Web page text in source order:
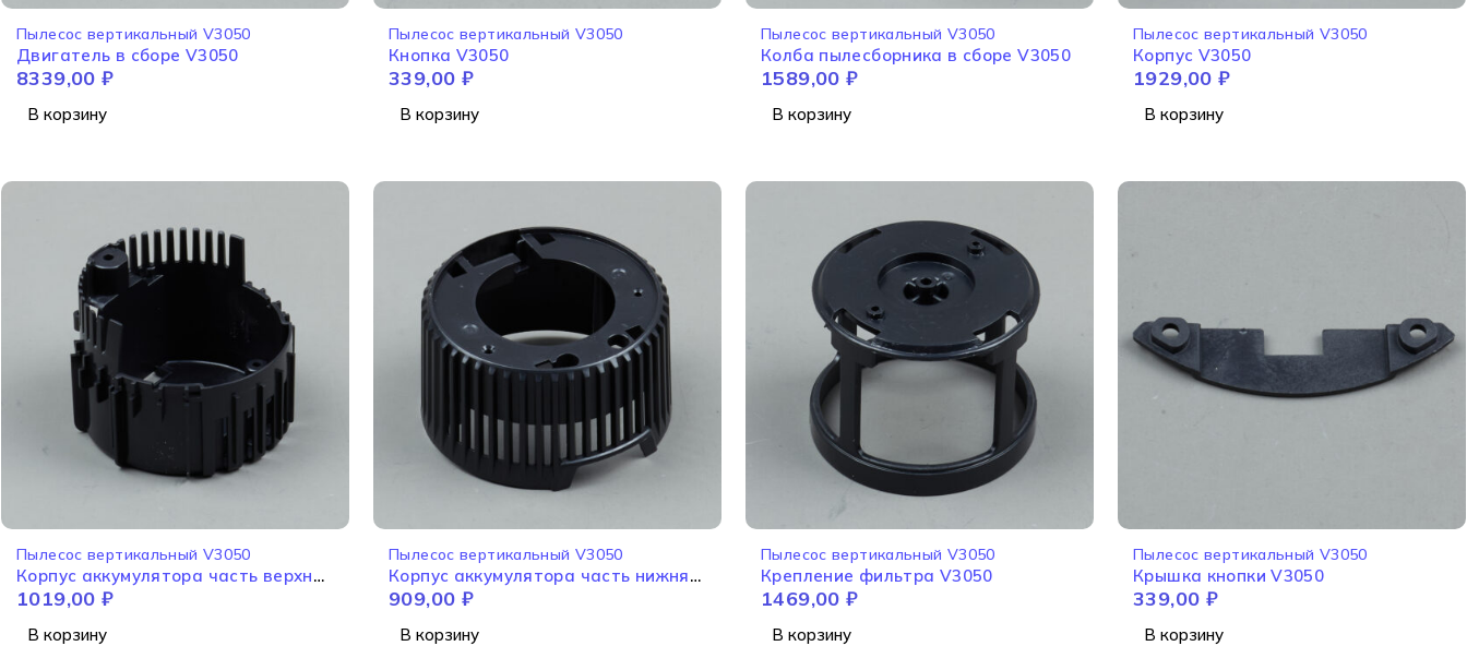
Пылесос вертикальный V3050
Двигатель в сборе V3050
8339,00 ₽
В корзину
Пылесос вертикальный V3050
Кнопка V3050
339,00 ₽
В корзину
Пылесос вертикальный V3050
Колба пылесборника в сборе V3050
1589,00 ₽
В корзину
Пылесос вертикальный V3050
Корпус V3050
1929,00 ₽
В корзину
Пылесос вертикальный V3050
Корпус аккумулятора часть верхняя
V3050
1019,00 ₽
В корзину
Пылесос вертикальный V3050
Корпус аккумулятора часть нижняя
V3050
909,00 ₽
В корзину
Пылесос вертикальный V3050
Крепление фильтра V3050
1469,00 ₽
В корзину
Пылесос вертикальный V3050
Крышка кнопки V3050
339,00 ₽
В корзину